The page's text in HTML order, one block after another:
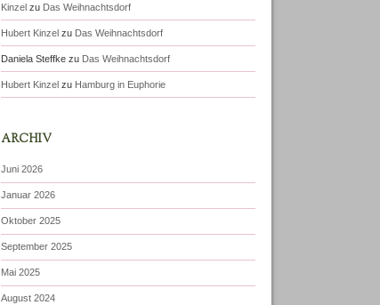
Kinzel zu Das Weihnachtsdorf
Hubert Kinzel zu Das Weihnachtsdorf
Daniela Steffke zu Das Weihnachtsdorf
Hubert Kinzel zu Hamburg in Euphorie
ARCHIV
Juni 2026
Januar 2026
Oktober 2025
September 2025
Mai 2025
August 2024